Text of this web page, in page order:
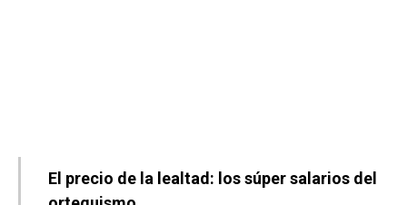
El precio de la lealtad: los súper salarios del